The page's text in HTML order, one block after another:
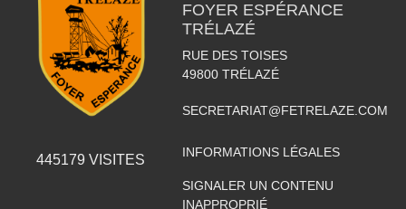
445179 VISITES
FOYER ESPÉRANCE
TRÉLAZÉ
RUE DES TOISES
49800 TRÉLAZÉ
SECRETARIAT@FETRELAZE.COM
INFORMATIONS LÉGALES
SIGNALER UN CONTENU
INAPPROPRIÉ